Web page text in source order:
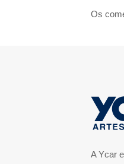
Os
A Ycar